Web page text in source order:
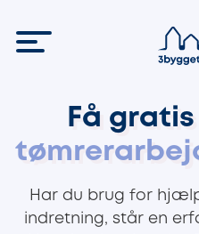
Få
Har du brug for
indretning, står en